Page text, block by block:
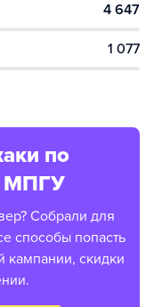
4 647
1 077
по
МПГУ
Собрали для
способы попасть
кампании, скидки